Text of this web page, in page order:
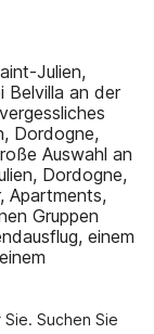
Julien,
Belvilla an der
Dordogne,
Auswahl an
Dordogne,
Apartments,
Gruppen
einem
Suchen Sie